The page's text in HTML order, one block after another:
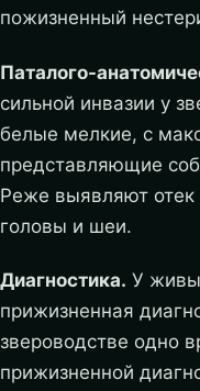
пожизненный
Паталого-
сильной инвазии у
белые мелкие, с
представляющие
Реже выявляют отек
головы и шеи.
Диагностика. У
прижизненная
звероводстве одно
прижизненной